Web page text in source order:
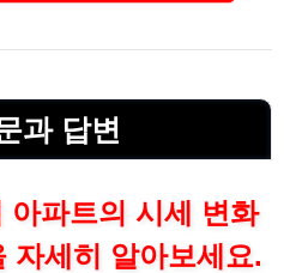
과 답변
아파트의 시세 변화
자세히 알아보세요.